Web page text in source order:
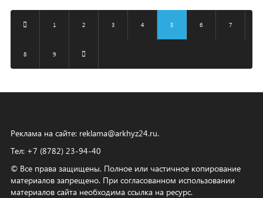
1 2 3 4 5 6 7
8 9
Реклама на сайте: reklama@arkhyz24.ru.
Тел: +7 (8782) 23‑94‑40
© Все права защищены. Полное или частичное копирование
материалов запрещено. При согласованном использовании
материалов сайта необходима ссылка на ресурс.